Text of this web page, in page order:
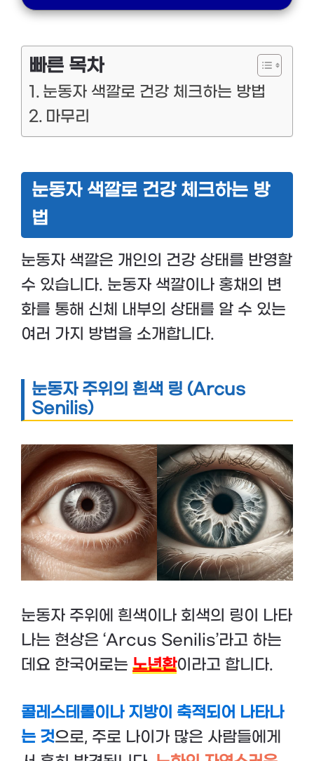
빠른 목차
눈동자 색깔로 건강 체크하는 방법
마무리
눈동자 색깔로 건강 체크하는 방
법
눈동자 색깔은 개인의 건강 상태를 반영할
수 있습니다. 눈동자 색깔이나 홍채의 변
화를 통해 신체 내부의 상태를 알 수 있는
여러 가지 방법을 소개합니다.
눈동자 주위의 흰색 링 (Arcus
Senilis)
눈동자 주위에 흰색이나 회색의 링이 나타
나는 현상은 ‘Arcus Senilis’라고 하는
데요 한국어로는 노년환이라고 합니다.
콜레스테롤이나 지방이 축적되어 나타나
는 것으로, 주로 나이가 많은 사람들에게